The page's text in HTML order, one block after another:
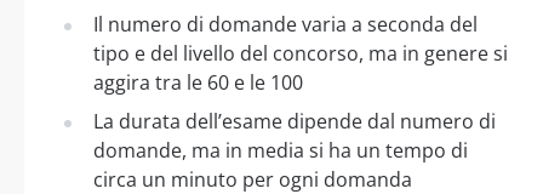
Il numero di domande varia a seconda del
tipo e del livello del concorso, ma in genere si
aggira tra le 60 e le 100
La durata dell’esame dipende dal numero di
domande, ma in media si ha un tempo di
circa un minuto per ogni domanda